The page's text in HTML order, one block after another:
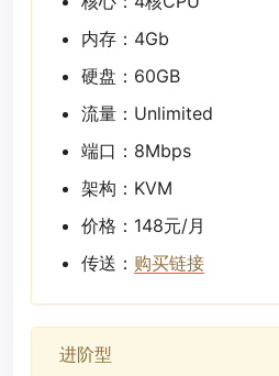
内存：4Gb
硬盘：60GB
流量：Unlimited
端口：8Mbps
架构：KVM
价格：148元/月
传送： 购买链接
进阶型